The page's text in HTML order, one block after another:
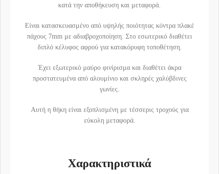
κατά την αποθήκευση και μεταφορά.
Είναι κατασκευασμένο από υψηλής ποιότητας κόντρα πλακέ
πάχους 7mm με αδιαβροχοποίηση. Στο εσωτερικό διαθέτει
διπλό κέλυφος αφρού για κατακόρυφη τοποθέτηση.
Έχει εξωτερικό μαύρο φινίρισμα και διαθέτει άκρα
προστατευμένα από αλουμίνιο και σκληρές χαλύβδινες
γωνίες.
Αυτή η θήκη είναι εξοπλισμένη με τέσσερις τροχούς για
εύκολη μεταφορά.
Χαρακτηριστικά